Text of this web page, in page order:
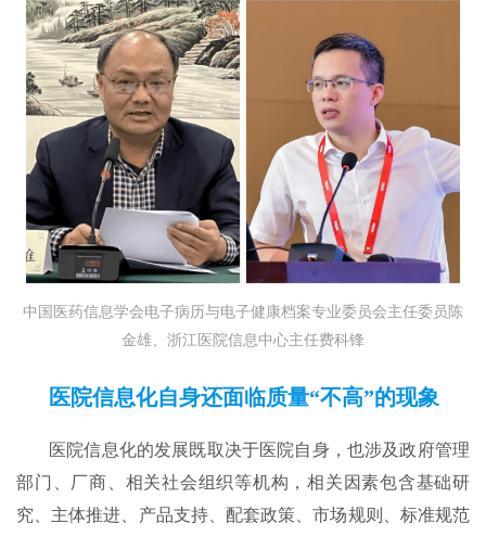
中国医药信息学会电子病历与电子健康档案专业委员会主任委员陈
金雄、浙江医院信息中心主任费科锋
医院信息化自身还面临质量“不高”的现象
医院信息化的发展既取决于医院自身，也涉及政府管理
部门、厂商、相关社会组织等机构，相关因素包含基础研
究、主体推进、产品支持、配套政策、市场规则、标准规范